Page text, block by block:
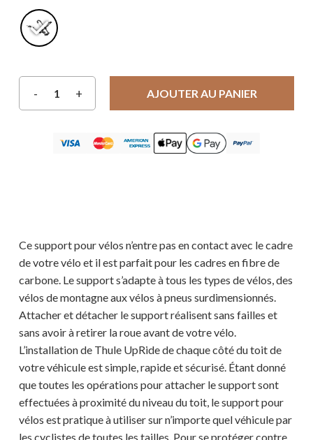
AJOUTER AU PANIER
Ce support pour vélos n’entre pas en contact avec le cadre
de votre vélo et il est parfait pour les cadres en fibre de
carbone. Le support s’adapte à tous les types de vélos, des
vélos de montagne aux vélos à pneus surdimensionnés.
Attacher et détacher le support réalisent sans failles et
sans avoir à retirer la roue avant de votre vélo.
L’installation de Thule UpRide de chaque côté du toit de
votre véhicule est simple, rapide et sécurisé. Étant donné
que toutes les opérations pour attacher le support sont
effectuées à proximité du niveau du toit, le support pour
vélos est pratique à utiliser sur n’importe quel véhicule par
les cyclistes de toutes les tailles. Pour se protéger contre